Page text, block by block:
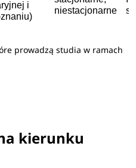
i
niestacjonarne
prowadzą studia w ramach
kierunku